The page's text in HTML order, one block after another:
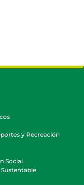
y Recreación
Social